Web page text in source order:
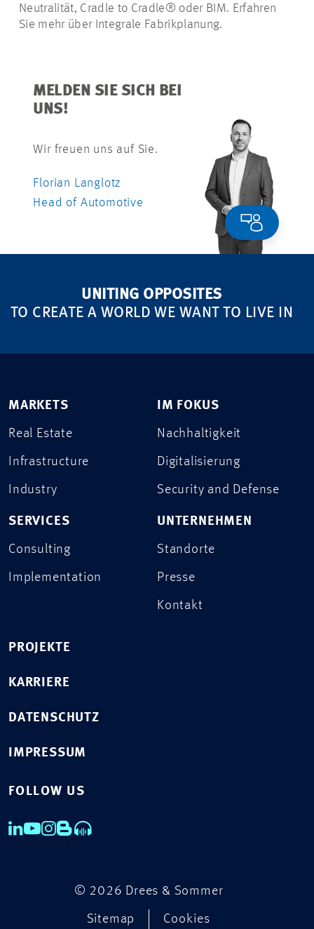
Neutralität, Cradle to Cradle® oder BIM. Erfahren
Sie mehr über Integrale Fabrikplanung.
MELDEN SIE SICH BEI
UNS!
Wir freuen uns auf Sie.
Florian Langlotz
Head of Automotive
UNITING OPPOSITES
TO CREATE A WORLD WE WANT TO LIVE IN
MARKETS
Real Estate
Infrastructure
Industry
SERVICES
Consulting
Implementation
IM FOKUS
Nachhaltigkeit
Digitalisierung
Security and Defense
UNTERNEHMEN
Standorte
Presse
Kontakt
PROJEKTE
KARRIERE
DATENSCHUTZ
IMPRESSUM
FOLLOW US
© 2026 Drees & Sommer
Sitemap Cookies